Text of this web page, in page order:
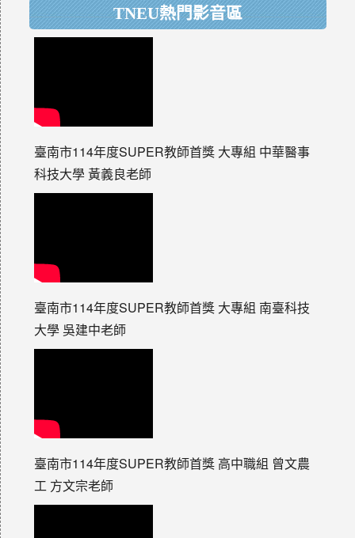
TNEU熱門影音區
臺南市114年度SUPER教師首獎 大專組 中華醫事
科技大學 黃義良老師
臺南市114年度SUPER教師首獎 大專組 南臺科技
大學 吳建中老師
臺南市114年度SUPER教師首獎 高中職組 曾文農
工 方文宗老師